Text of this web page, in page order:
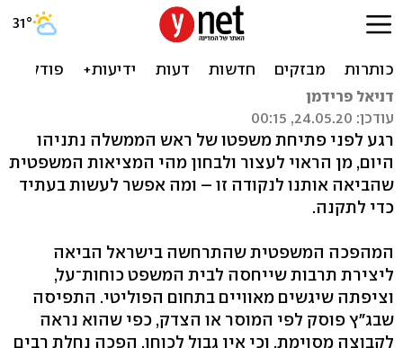
בגלל פולחן בג"ץ
None
דניאל פרידמן
עודכן: 24.05.20, 00:15
רגע לפני פתיחת משפטו של ראש הממשלה נתניהו
היום, מן הראוי לעצור ולבחון מהי המציאות המשפטית
שהביאה אותנו לנקודה זו – ומה אפשר לעשות בעתיד
כדי לתקנה.
המהפכה המשפטית שהתרחשה בישראל הביאה
ליצירת תרבות שייחסה לבית המשפט כוחות־על,
וציפתה שיגשים מאוויים בתחום הפוליטי. התפיסה
שבג"ץ פוסק לפי המוסר או הצדק, כפי שהוא נראה
לקבוצה מסוימת, וכי אין גבול לכוחו, הפכה נחלת רבים